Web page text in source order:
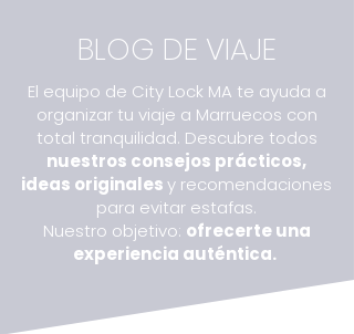
BLOG DE VIAJE
El equipo de City Lock MA te ayuda a
organizar tu viaje a Marruecos con
total tranquilidad. Descubre todos
nuestros consejos prácticos,
ideas originalesy recomendaciones
para evitar estafas.
Nuestro objetivo: ofrecerte una
experiencia auténtica.